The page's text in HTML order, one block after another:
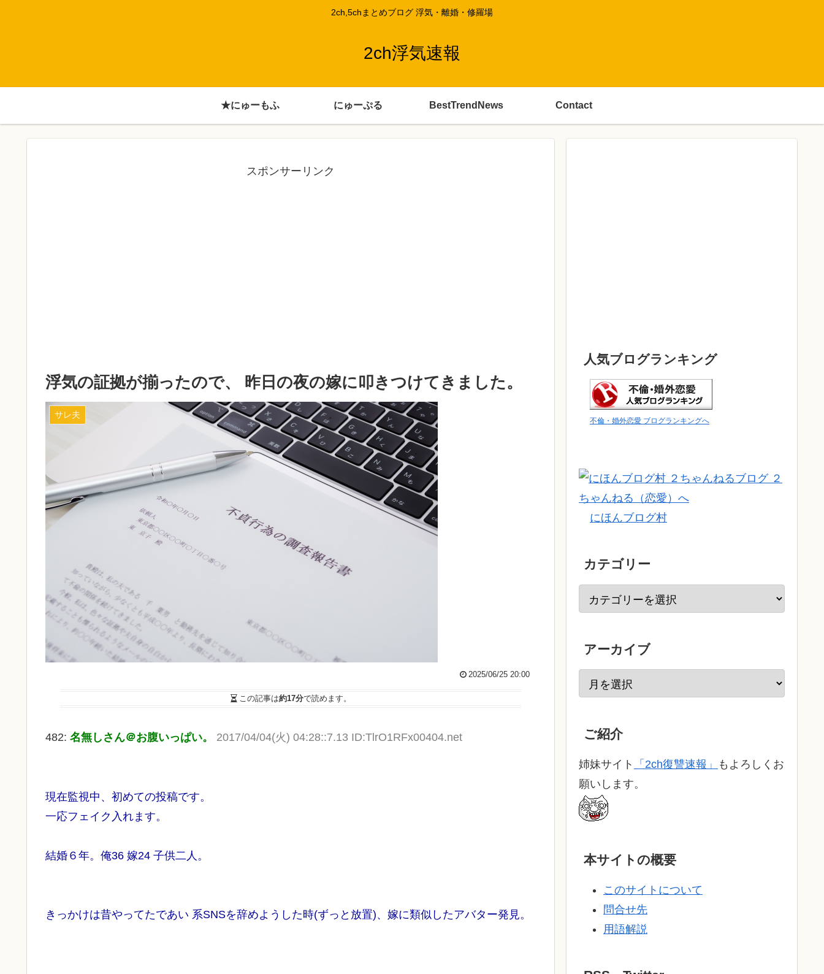
2ch,5chまとめブログ 浮気・離婚・修羅場
2ch浮気速報
★にゅーもふ にゅーぷる BestTrendNews Contact
スポンサーリンク
浮気の証拠が揃ったので、 昨日の夜の嫁に叩きつけてきました。
サレ夫
2025/06/25 20:00
この記事は約17分で読めます。
482: 名無しさん＠お腹いっぱい。 2017/04/04(火) 04:28::7.13 ID:TlrO1RFx00404.net
現在監視中、初めての投稿です。
一応フェイク入れます。
結婚６年。俺36 嫁24 子供二人。
きっかけは昔やってたであい 系SNSを辞めようした時(ずっと放置)、嫁に類似したアバター発見。
人気ブログランキング
不倫・婚外恋愛 ブログランキングへ
にほんブログ村
カテゴリー
アーカイブ
ご紹介
姉妹サイト 「2ch復讐速報」
もよろしくお
願いします。
本サイトの概要
このサイトについて
問合せ先
用語解説